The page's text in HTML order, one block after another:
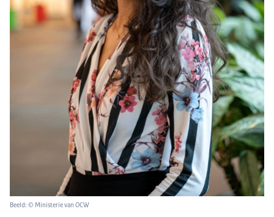
Beeld: © Ministerie van OCW